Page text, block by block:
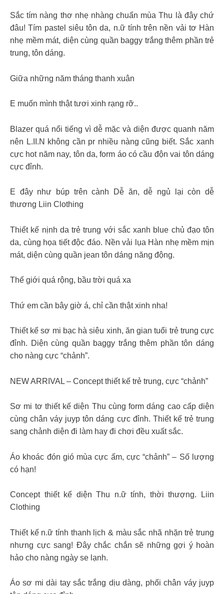
Sắc tím nàng thơ nhẹ nhàng chuẩn mùa Thu là đây chứ
đâu! Tím pastel siêu tôn da, n.ữ tính trên nền vải tơ Hàn
nhẹ mềm mát, diện cùng quần baggy trắng thêm phần trẻ
trung, tôn dáng.
Giữa những năm tháng thanh xuân
E muốn mình thật tươi xinh rạng rỡ..
Blazer quá nổi tiếng vì dễ mặc và diện được quanh năm
nên L.II.N không cần pr nhiều nàng cũng biết. Sắc xanh
cực hot năm nay, tôn da, form áo có cầu độn vai tôn dáng
cực đỉnh.
E đây như búp trên cành Dễ ăn, dễ ngủ lại còn dễ
thương Liin Clothing
Thiết kế nịnh da trẻ trung với sắc xanh blue chủ đạo tôn
da, cùng họa tiết độc đáo. Nền vải lụa Hàn nhẹ mềm mịn
mát, diện cùng quần jean tôn dáng năng động.
Thế giới quá rộng, bầu trời quá xa
Thứ em cần bây giờ á, chỉ cần thật xinh nha!
Thiết kế sơ mi bạc hà siêu xinh, ăn gian tuổi trẻ trung cực
đỉnh. Diện cùng quần baggy trắng thêm phần tôn dáng
cho nàng cực “chảnh”.
NEW ARRIVAL – Concept thiết kế trẻ trung, cực “chảnh”
Sơ mi tơ thiết kế diện Thu cùng form dáng cao cấp diện
cùng chân váy juyp tôn dáng cực đỉnh. Thiết kế trẻ trung
sang chảnh diện đi làm hay đi chơi đều xuất sắc.
Áo khoác đón gió mùa cực ấm, cực “chảnh” – Số lượng
có hạn!
Concept thiết kế diện Thu n.ữ tính, thời thượng. Liin
Clothing
Thiết kế n.ữ tính thanh lịch & màu sắc nhã nhặn trẻ trung
nhưng cực sang! Đây chắc chắn sẽ những gợi ý hoàn
hảo cho nàng ngày se lạnh.
Áo sơ mi dài tay sắc trắng dịu dàng, phối chân váy juyp